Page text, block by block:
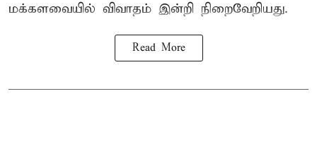
மக்களவையில் விவாதம் இன்றி நிறைவேறியது.
Read More